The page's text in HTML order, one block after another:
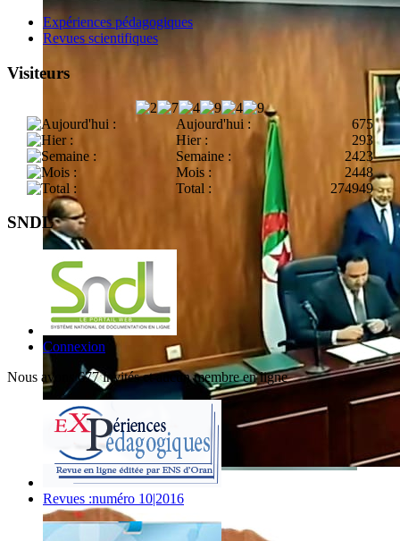
Expériences pédagogiques
Revues scientifiques
Visiteurs
Aujourd'hui :
675
Hier :
293
Semaine :
2423
Mois :
2448
Total :
274949
SNDL
Connexion
Nous avons 677 invités et aucun membre en ligne
Revues :numéro 10|2016